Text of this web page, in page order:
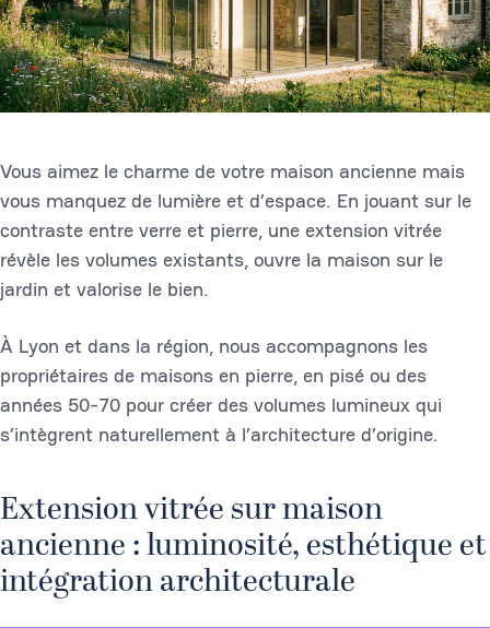
Vous aimez le charme de votre maison ancienne mais
vous manquez de lumière et d’espace. En jouant sur le
contraste entre verre et pierre, une extension vitrée
révèle les volumes existants, ouvre la maison sur le
jardin et valorise le bien.
À Lyon et dans la région, nous accompagnons les
propriétaires de maisons en pierre, en pisé ou des
années 50-70 pour créer des volumes lumineux qui
s’intègrent naturellement à l’architecture d’origine.
Extension vitrée sur maison
ancienne : luminosité, esthétique et
intégration architecturale